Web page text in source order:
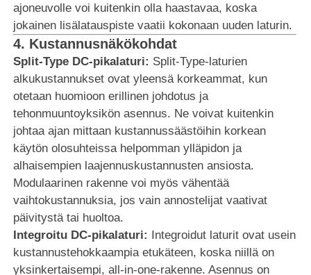
ajoneuvolle voi kuitenkin olla haastavaa, koska
jokainen lisälatauspiste vaatii kokonaan uuden laturin.
4. Kustannusnäkökohdat
Split-Type DC-pikalaturi: Split-Type-laturien
alkukustannukset ovat yleensä korkeammat, kun
otetaan huomioon erillinen johdotus ja
tehonmuuntoyksikön asennus. Ne voivat kuitenkin
johtaa ajan mittaan kustannussäästöihin korkean
käytön olosuhteissa helpomman ylläpidon ja
alhaisempien laajennuskustannusten ansiosta.
Modulaarinen rakenne voi myös vähentää
vaihtokustannuksia, jos vain annostelijat vaativat
päivitystä tai huoltoa.
Integroitu DC-pikalaturi: Integroidut laturit ovat usein
kustannustehokkaampia etukäteen, koska niillä on
yksinkertaisempi, all-in-one-rakenne. Asennus on